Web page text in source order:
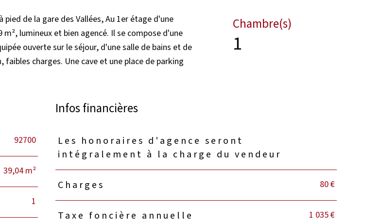
de la gare des Vallées, Au 1er étage d'une
lumineux et bien agencé. Il se compose d'une
ouverte sur le séjour, d'une salle de bains et de
charges. Une cave et une place de parking
Chambre(s)
1
92700
39,04 m²
1
Infos financières
Caractéristiques Valeurs
Les honoraires d'agence seront
intégralement à la charge du vendeur
Charges 80 €
Taxe foncière annuelle 1 035 €